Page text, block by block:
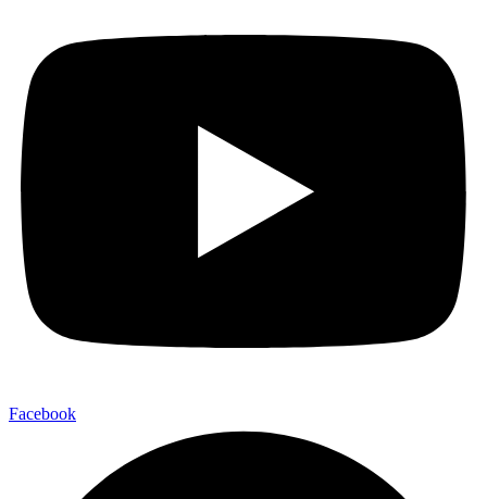
Facebook